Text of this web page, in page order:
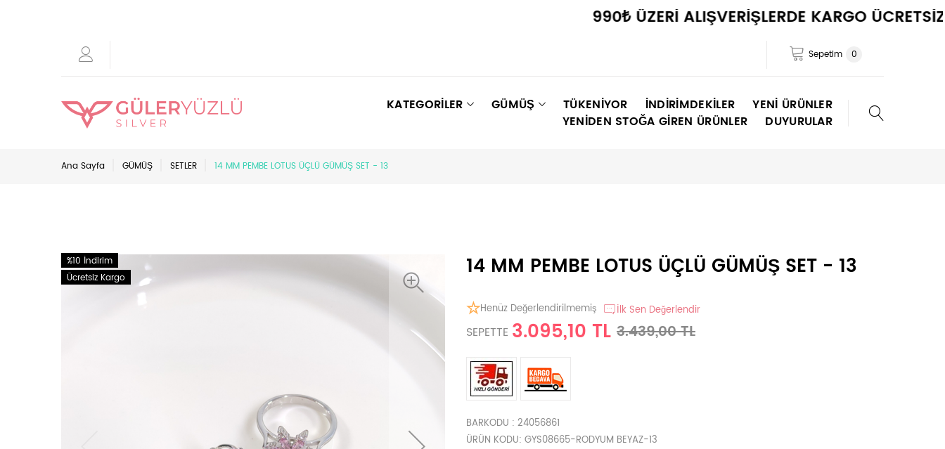
990₺ ÜZERİ ALIŞVERİŞLERDE KARGO ÜCRETSİZ !
Sepetim 0
KATEGORİLER GÜMÜŞ TÜKENIYOR İNDIRIMDEKILER
YENI ÜRÜNLER
YENIDEN STOĞA GIREN ÜRÜNLER
DUYURULAR
Ana Sayfa GÜMÜŞ SETLER 14 MM PEMBE LOTUS ÜÇLÜ GÜMÜŞ SET - 13
14 MM PEMBE LOTUS ÜÇLÜ GÜMÜŞ SET - 13
Henüz Değerlendirilmemiş İlk Sen Değerlendir
SEPETTE 3.095,10 TL 3.439,00 TL
BARKODU : 24056861
ÜRÜN KODU: GYS08665-RODYUM BEYAZ-13
%10 İndirim
Ücretsiz Kargo